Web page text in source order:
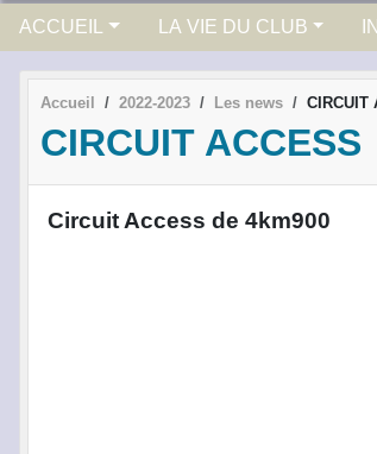
ACCUEIL LA VIE DU CLUB
Accueil 2022-2023 Les news CIRCUIT
CIRCUIT ACCESS
Circuit Access de 4km900